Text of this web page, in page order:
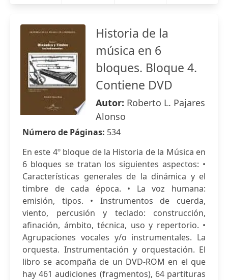
Historia de la
música en 6
bloques. Bloque 4.
Contiene DVD
Autor: Roberto L. Pajares
Alonso
Número de Páginas: 534
En este 4º bloque de la Historia de la Música en
6 bloques se tratan los siguientes aspectos: •
Características generales de la dinámica y el
timbre de cada época. • La voz humana:
emisión, tipos. • Instrumentos de cuerda,
viento, percusión y teclado: construcción,
afinación, ámbito, técnica, uso y repertorio. •
Agrupaciones vocales y/o instrumentales. La
orquesta. Instrumentación y orquestación. El
libro se acompaña de un DVD-ROM en el que
hay 461 audiciones (fragmentos), 64 partituras